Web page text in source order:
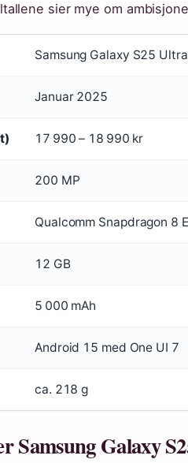
sier mye om
Samsung Galaxy S25 Ultra
Januar 2025
17 990 – 18 990 kr
200 MP
Qualcomm Snapdragon 8
12 GB
5 000 mAh
Android 15 med One UI 7
ca. 218 g
Samsung Galaxy